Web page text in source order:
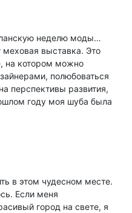
неделю моды…
выставка. Это
на котором можно
полюбоваться
перспективы развития,
году моя шуба была
в этом чудесном месте.
Если меня
город на свете, я